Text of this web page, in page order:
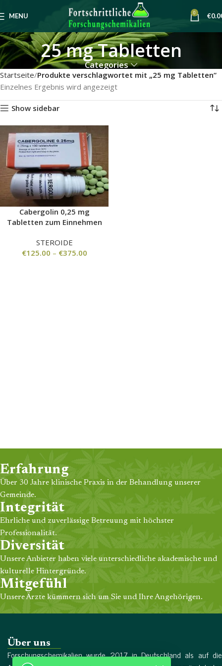
MENU 0 €
25 mg Tabletten
Categories
Startseite Produkte verschlagwortet mit „25 mg Tabletten“
Einzelnes Ergebnis wird angezeigt
Show sidebar
Cabergolin 0,25 mg
Tabletten zum Einnehmen
STEROIDE
€125.00 – €375.00
Erfahrung
Über 30 Jahre klinische Praxis in der Behandlung unserer
Gemeinde.
Integrität
Ehrliche und zuverlässige Betreuung mit höchster
Professionalität.
Diversität
Unsere Anbieter haben viele unterschiedliche akademische und
kulturelle Hintergründe.
Mitgefühl
Unsere Ärzte kümmern sich um Sie und Ihre Angehörigen.
Über uns
Forschungschemikalien wurde 2017 in Deutschland als auf die